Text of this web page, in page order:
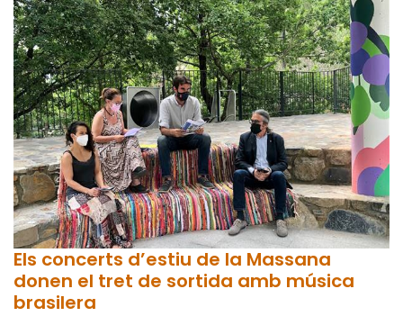
Els concerts d’estiu de la Massana
donen el tret de sortida amb música
brasilera